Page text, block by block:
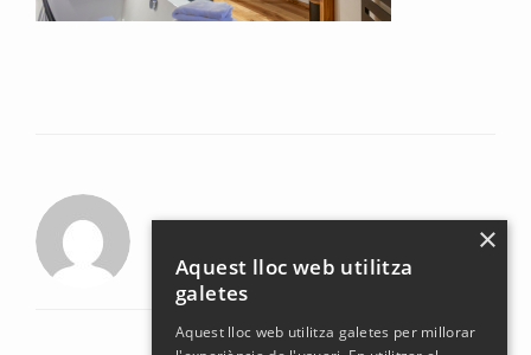
laura ×
Aquest lloc web utilitza
galetes
Aquest lloc web utilitza galetes per millorar